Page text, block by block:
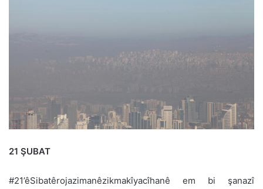
21 ŞUBAT
#21’êSibatêrojazimanêzikmakîyacîhanê em bi şanazî